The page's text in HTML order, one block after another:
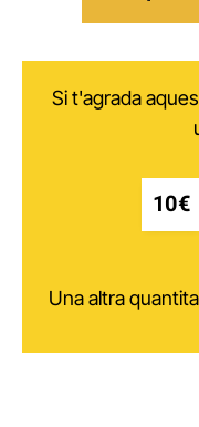
Si t'agrada
10€
Una altra